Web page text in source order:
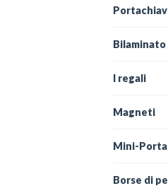
Bilaminato
I regali
Magneti
Mini-
Borse di